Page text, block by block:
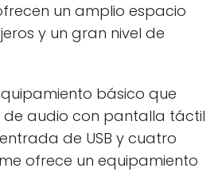
un amplio espacio
y un gran nivel de
básico que
de audio con pantalla táctil
de USB y cuatro
ofrece un equipamiento